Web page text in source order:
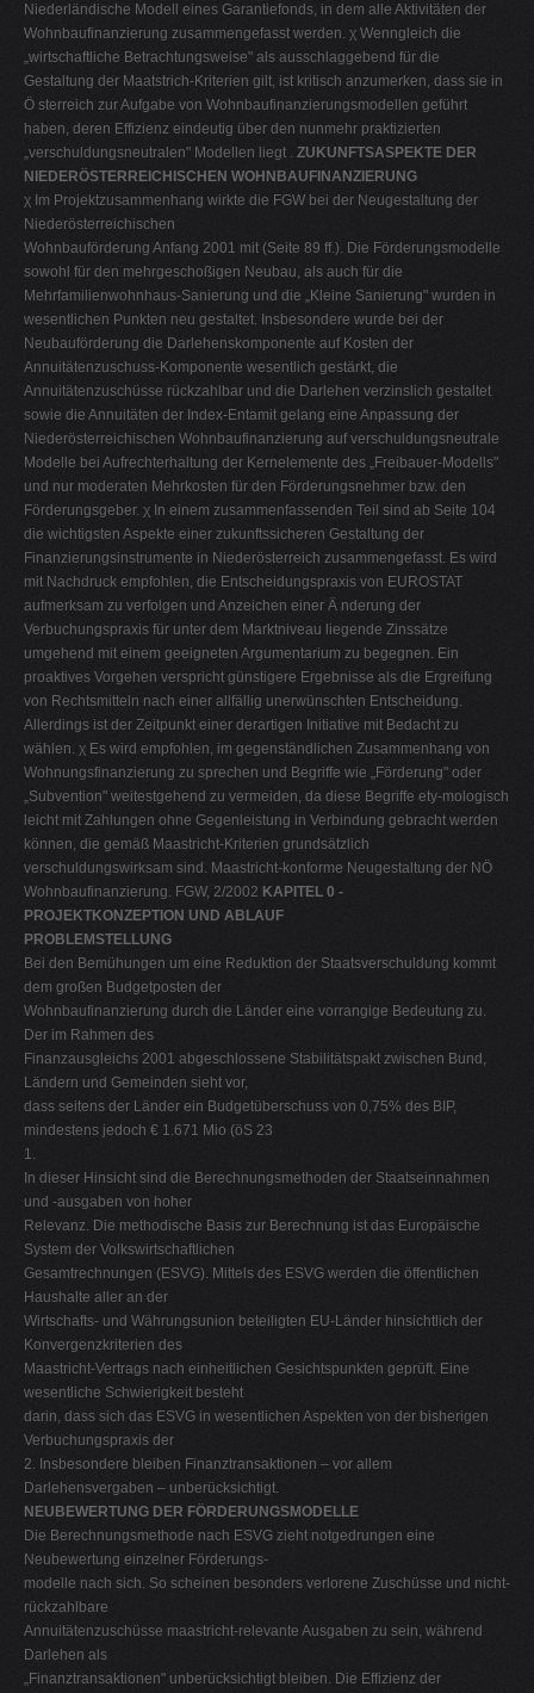
Niederländische Modell eines Garantiefonds, in dem alle Aktivitäten der
Wohnbaufinanzierung zusammengefasst werden. χ Wenngleich die
„wirtschaftliche Betrachtungsweise" als ausschlaggebend für die
Gestaltung der Maatstrich-Kriterien gilt, ist kritisch anzumerken, dass sie in
Ö sterreich zur Aufgabe von Wohnbaufinanzierungsmodellen geführt
haben, deren Effizienz eindeutig über den nunmehr praktizierten
„verschuldungsneutralen" Modellen liegt . ZUKUNFTSASPEKTE DER
NIEDERÖSTERREICHISCHEN WOHNBAUFINANZIERUNG
χ Im Projektzusammenhang wirkte die FGW bei der Neugestaltung der
Niederösterreichischen
Wohnbauförderung Anfang 2001 mit (Seite 89 ff.). Die Förderungsmodelle
sowohl für den mehrgeschoßigen Neubau, als auch für die
Mehrfamilienwohnhaus-Sanierung und die „Kleine Sanierung" wurden in
wesentlichen Punkten neu gestaltet. Insbesondere wurde bei der
Neubauförderung die Darlehenskomponente auf Kosten der
Annuitätenzuschuss-Komponente wesentlich gestärkt, die
Annuitätenzuschüsse rückzahlbar und die Darlehen verzinslich gestaltet
sowie die Annuitäten der Index-Entamit gelang eine Anpassung der
Niederösterreichischen Wohnbaufinanzierung auf verschuldungsneutrale
Modelle bei Aufrechterhaltung der Kernelemente des „Freibauer-Modells"
und nur moderaten Mehrkosten für den Förderungsnehmer bzw. den
Förderungsgeber. χ In einem zusammenfassenden Teil sind ab Seite 104
die wichtigsten Aspekte einer zukunftssicheren Gestaltung der
Finanzierungsinstrumente in Niederösterreich zusammengefasst. Es wird
mit Nachdruck empfohlen, die Entscheidungspraxis von EUROSTAT
aufmerksam zu verfolgen und Anzeichen einer Ä nderung der
Verbuchungspraxis für unter dem Marktniveau liegende Zinssätze
umgehend mit einem geeigneten Argumentarium zu begegnen. Ein
proaktives Vorgehen verspricht günstigere Ergebnisse als die Ergreifung
von Rechtsmitteln nach einer allfällig unerwünschten Entscheidung.
Allerdings ist der Zeitpunkt einer derartigen Initiative mit Bedacht zu
wählen. χ Es wird empfohlen, im gegenständlichen Zusammenhang von
Wohnungsfinanzierung zu sprechen und Begriffe wie „Förderung" oder
„Subvention" weitestgehend zu vermeiden, da diese Begriffe ety-mologisch
leicht mit Zahlungen ohne Gegenleistung in Verbindung gebracht werden
können, die gemäß Maastricht-Kriterien grundsätzlich
verschuldungswirksam sind. Maastricht-konforme Neugestaltung der NÖ
Wohnbaufinanzierung. FGW, 2/2002 KAPITEL 0 -
PROJEKTKONZEPTION UND ABLAUF
PROBLEMSTELLUNG
Bei den Bemühungen um eine Reduktion der Staatsverschuldung kommt
dem großen Budgetposten der
Wohnbaufinanzierung durch die Länder eine vorrangige Bedeutung zu.
Der im Rahmen des
Finanzausgleichs 2001 abgeschlossene Stabilitätspakt zwischen Bund,
Ländern und Gemeinden sieht vor,
dass seitens der Länder ein Budgetüberschuss von 0,75% des BIP,
mindestens jedoch € 1.671 Mio (öS 23
1.
In dieser Hinsicht sind die Berechnungsmethoden der Staatseinnahmen
und -ausgaben von hoher
Relevanz. Die methodische Basis zur Berechnung ist das Europäische
System der Volkswirtschaftlichen
Gesamtrechnungen (ESVG). Mittels des ESVG werden die öffentlichen
Haushalte aller an der
Wirtschafts- und Währungsunion beteiligten EU-Länder hinsichtlich der
Konvergenzkriterien des
Maastricht-Vertrags nach einheitlichen Gesichtspunkten geprüft. Eine
wesentliche Schwierigkeit besteht
darin, dass sich das ESVG in wesentlichen Aspekten von der bisherigen
Verbuchungspraxis der
2. Insbesondere bleiben Finanztransaktionen – vor allem
Darlehensvergaben – unberücksichtigt.
NEUBEWERTUNG DER FÖRDERUNGSMODELLE
Die Berechnungsmethode nach ESVG zieht notgedrungen eine
Neubewertung einzelner Förderungs-
modelle nach sich. So scheinen besonders verlorene Zuschüsse und nicht-
rückzahlbare
Annuitätenzuschüsse maastricht-relevante Ausgaben zu sein, während
Darlehen als
„Finanztransaktionen" unberücksichtigt bleiben. Die Effizienz der